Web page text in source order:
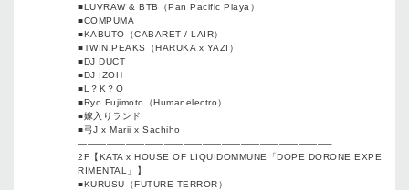
■LUVRAW & BTB（Pan Pacific Playa）
■COMPUMA
■KABUTO（CABARET / LAIR）
■TWIN PEAKS（HARUKA x YAZI）
■DJ DUCT
■DJ IZOH
■L？K？O
■Ryo Fujimoto（Humanelectro）
■嫁入りランド
■弓J x Marii x Sachiho
——————————————————————————–
2F【KATA x HOUSE OF LIQUIDOMMUNE「DOPE DORONE EXPE
RIMENTAL」】
■KURUSU（FUTURE TERROR）